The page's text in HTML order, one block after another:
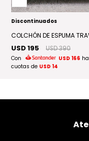
Discontinuados
COLCHÓN DE ESPUMA
USD 195 USD 390
Con USD 166
cuotas de USD 14